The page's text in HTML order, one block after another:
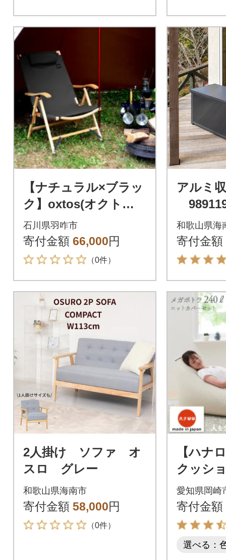
【ナチュラル×ブラッ
ク】oxtos(オクトス)
焚き火 リクライニン
グウッドチェア OX-0
95
石川県羽咋市
寄付金額 66,000円
（0件）
アルミ
和歌山県海
寄付金額
2人掛け ソファ オ
スロ グレー
和歌山県海南市
寄付金額 58,000円
（0件）
【ハナ
クッシ
ラ240リ
トカバ
愛知県岡崎
寄付金額
選べる：